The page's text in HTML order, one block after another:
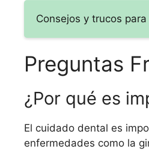
Consejos y trucos
Preguntas
¿Por qué es
El cuidado dental es
enfermedades como la